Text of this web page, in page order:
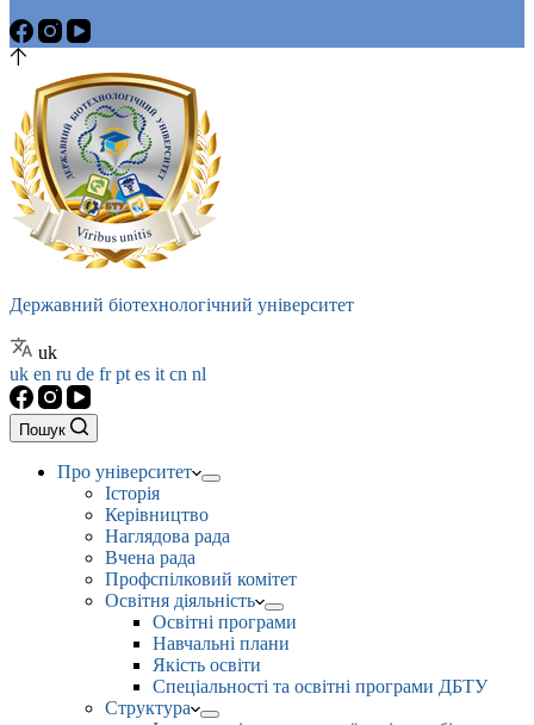
Державний біотехнологічний університет
uk
uk en ru de frpt es it cn nl
Пошук
Про університет
Історія
Керівництво
Наглядова рада
Вчена рада
Профспілковий комітет
Освітня діяльність
Освітні програми
Навчальні плани
Якість освіти
Спеціальності та освітні програми ДБТУ
Структура